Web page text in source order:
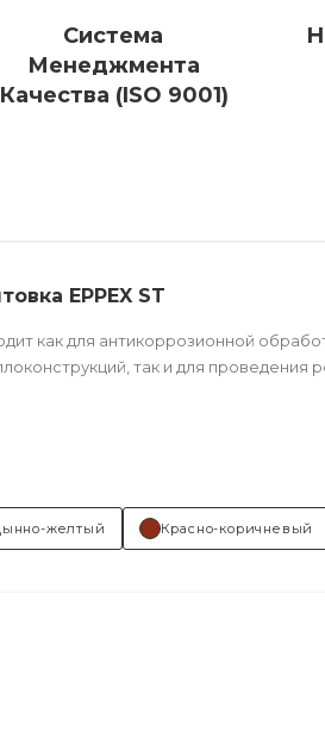
Система
Менеджмента
Качества (ISO 9001)
EPPEX ST
как для антикоррозионной
так и для проведения
желтый Красно-коричневый